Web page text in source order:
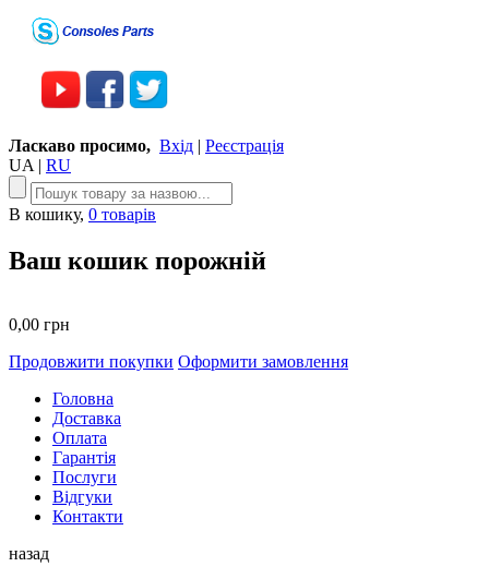
Ласкаво просимо, Вхід | Реєстрація
UA | RU
В кошику, 0 товарів
Ваш кошик порожній
0,00 грн
Продовжити покупки Оформити замовлення
Головна
Доставка
Оплата
Гарантія
Послуги
Відгуки
Контакти
назад